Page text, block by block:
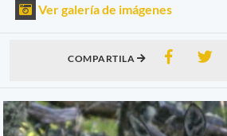
Ver galería de imágenes
COMPARTILA